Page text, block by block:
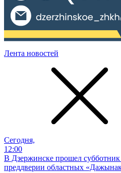
Лента новостей
Сегодня,
12:00
В Дзержинске прошел субботник
преддверии областных